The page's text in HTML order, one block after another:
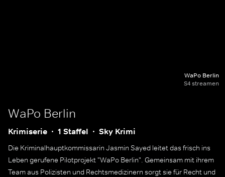
WaPo Berlin
S4 streamen
WaPo Berlin
Krimiserie 1 Staffel Sky Krimi
Die Kriminalhauptkommissarin Jasmin Sayed leitet das frisch ins
Leben gerufene Pilotprojekt "WaPo Berlin". Gemeinsam mit ihrem
Team aus Polizisten und Rechtsmedizinern sorgt sie für Recht und